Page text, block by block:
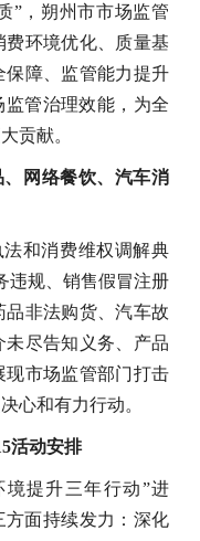
”，朔州市市场监管
环境优化、质量基
障、监管能力提升
监管治理效能，为全
贡献。
网络餐饮、汽车消
和消费维权调解典
违规、销售假冒注册
非法购货、汽车故
尽告知义务、产品
市场监管部门打击
心和有力行动。
活动安排
提升三年行动”进
方面持续发力：深化